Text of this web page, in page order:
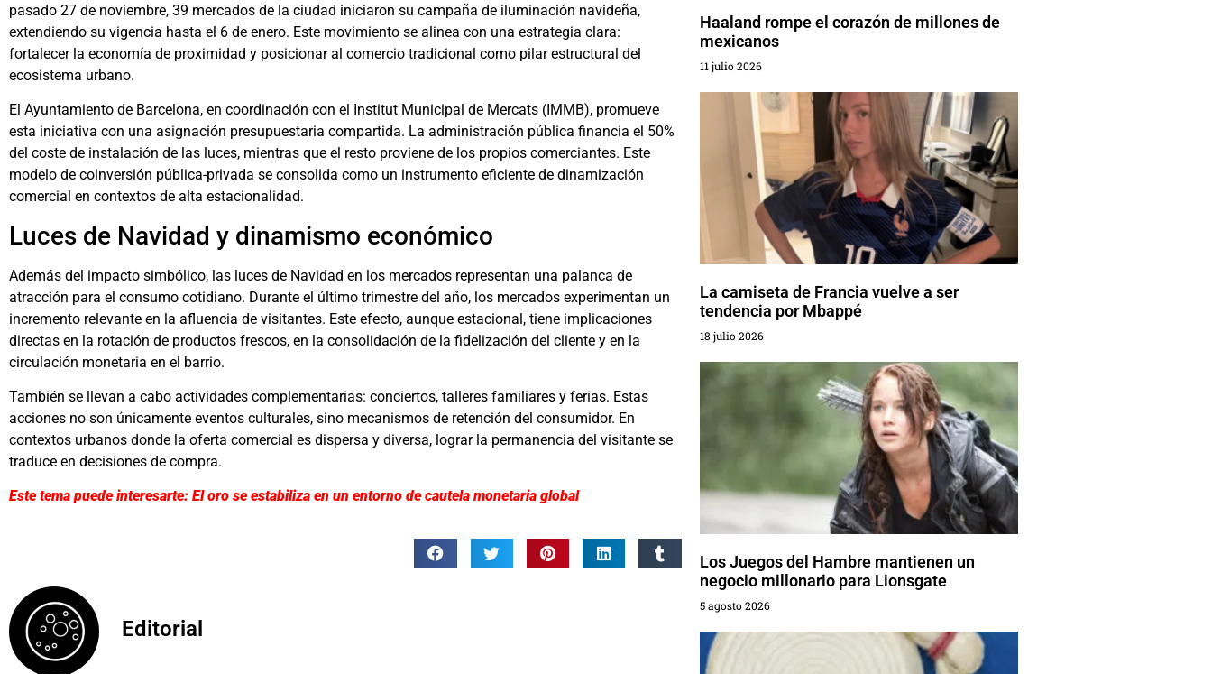
pasado 27 de noviembre, 39 mercados de la ciudad iniciaron su campaña de iluminación navideña,
extendiendo su vigencia hasta el 6 de enero. Este movimiento se alinea con una estrategia clara:
fortalecer la economía de proximidad y posicionar al comercio tradicional como pilar estructural del
ecosistema urbano.
El Ayuntamiento de Barcelona, en coordinación con el Institut Municipal de Mercats (IMMB), promueve
esta iniciativa con una asignación presupuestaria compartida. La administración pública financia el 50%
del coste de instalación de las luces, mientras que el resto proviene de los propios comerciantes. Este
modelo de coinversión pública-privada se consolida como un instrumento eficiente de dinamización
comercial en contextos de alta estacionalidad.
Luces de Navidad y dinamismo económico
Además del impacto simbólico, las luces de Navidad en los mercados representan una palanca de
atracción para el consumo cotidiano. Durante el último trimestre del año, los mercados experimentan un
incremento relevante en la afluencia de visitantes. Este efecto, aunque estacional, tiene implicaciones
directas en la rotación de productos frescos, en la consolidación de la fidelización del cliente y en la
circulación monetaria en el barrio.
También se llevan a cabo actividades complementarias: conciertos, talleres familiares y ferias. Estas
acciones no son únicamente eventos culturales, sino mecanismos de retención del consumidor. En
contextos urbanos donde la oferta comercial es dispersa y diversa, lograr la permanencia del visitante se
traduce en decisiones de compra.
Este tema puede interesarte: El oro se estabiliza en un entorno de cautela monetaria global
Editorial
Haaland rompe el corazón de millones de
mexicanos
11 julio 2026
La camiseta de Francia vuelve a ser
tendencia por Mbappé
18 julio 2026
Los Juegos del Hambre mantienen un
negocio millonario para Lionsgate
5 agosto 2026